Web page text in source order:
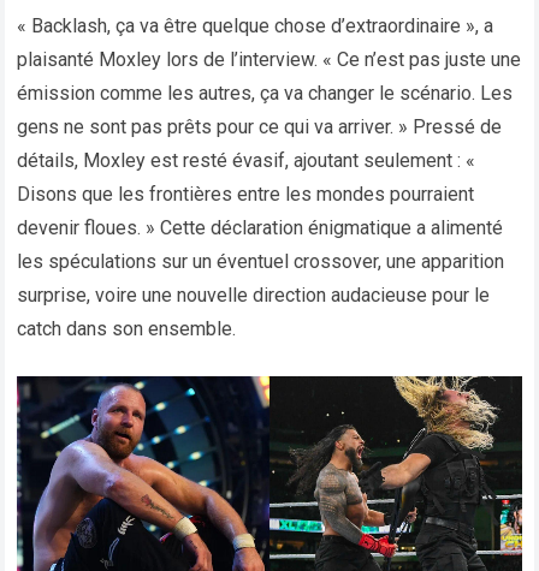
« Backlash, ça va être quelque chose d’extraordinaire », a
plaisanté Moxley lors de l’interview. « Ce n’est pas juste une
émission comme les autres, ça va changer le scénario. Les
gens ne sont pas prêts pour ce qui va arriver. » Pressé de
détails, Moxley est resté évasif, ajoutant seulement : «
Disons que les frontières entre les mondes pourraient
devenir floues. » Cette déclaration énigmatique a alimenté
les spéculations sur un éventuel crossover, une apparition
surprise, voire une nouvelle direction audacieuse pour le
catch dans son ensemble.